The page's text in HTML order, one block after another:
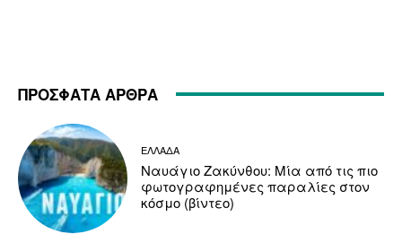
ΠΡΟΣΦΑΤΑ ΑΡΘΡΑ
ΕΛΛΑΔΑ
Ναυάγιο Ζακύνθου: Μία από τις πιο
φωτογραφημένες παραλίες στον
κόσμο (βίντεο)